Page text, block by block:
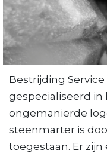
Bestrijding
gespecialiseerd in
ongemanierde
steenmarter is
toegestaan. Er